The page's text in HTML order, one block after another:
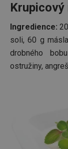
Krupicový
Ingredience:
soli, 60 g
drobného
ostružiny,